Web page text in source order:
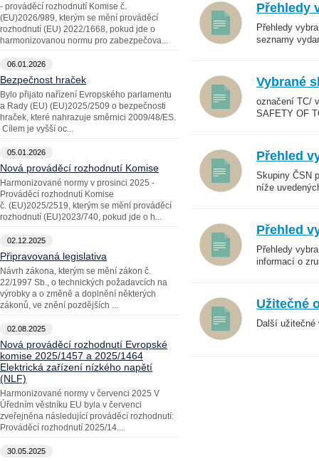
- prováděcí rozhodnutí Komise č.
(EU)2026/989, kterým se mění prováděcí
rozhodnutí (EU) 2022/1668, pokud jde o
harmonizovanou normu pro zabezpečova...
06.01.2026
Bezpečnost hraček
Bylo přijato nařízení Evropského parlamentu
a Rady (EU) (EU)2025/2509 o bezpečnosti
hraček, které nahrazuje směrnici 2009/48/ES.
Cílem je vyšší oc...
05.01.2026
Nová prováděcí rozhodnutí Komise
Harmonizované normy v prosinci 2025 -
Prováděcí rozhodnutí Komise
č. (EU)2025/2519, kterým se mění prováděcí
rozhodnutí (EU)2023/740, pokud jde o h...
02.12.2025
Připravovaná legislativa
Návrh zákona, kterým se mění zákon č.
22/1997 Sb., o technických požadavcích na
výrobky a o změně a doplnění některých
zákonů, ve znění pozdějších ...
02.08.2025
Nová prováděcí rozhodnutí Evropské
komise 2025/1457 a 2025/1464
Elektrická zařízení nízkého napětí
(NLF)
Harmonizované normy v červenci 2025 V
Úředním věstníku EU byla v červenci
zveřejněna následující prováděcí rozhodnutí:
Prováděcí rozhodnutí 2025/14...
30.05.2025
Přehledy
Přehledy
seznamy
Vybrané
označení TC/
SAFETY OF
Přehled
Skupiny ČSN
níže
Přehled
Přehledy
informací o
Užitečné
Další užitečné